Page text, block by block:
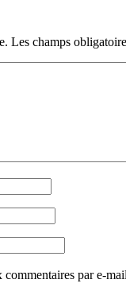
Les champs
par e-